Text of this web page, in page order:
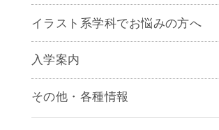
アニメーション学科
声優学科
イラスト系学科でお悩みの方へ
入学案内
募集要項
早期出願制度・AOエントリー
その他・各種情報
アクセス